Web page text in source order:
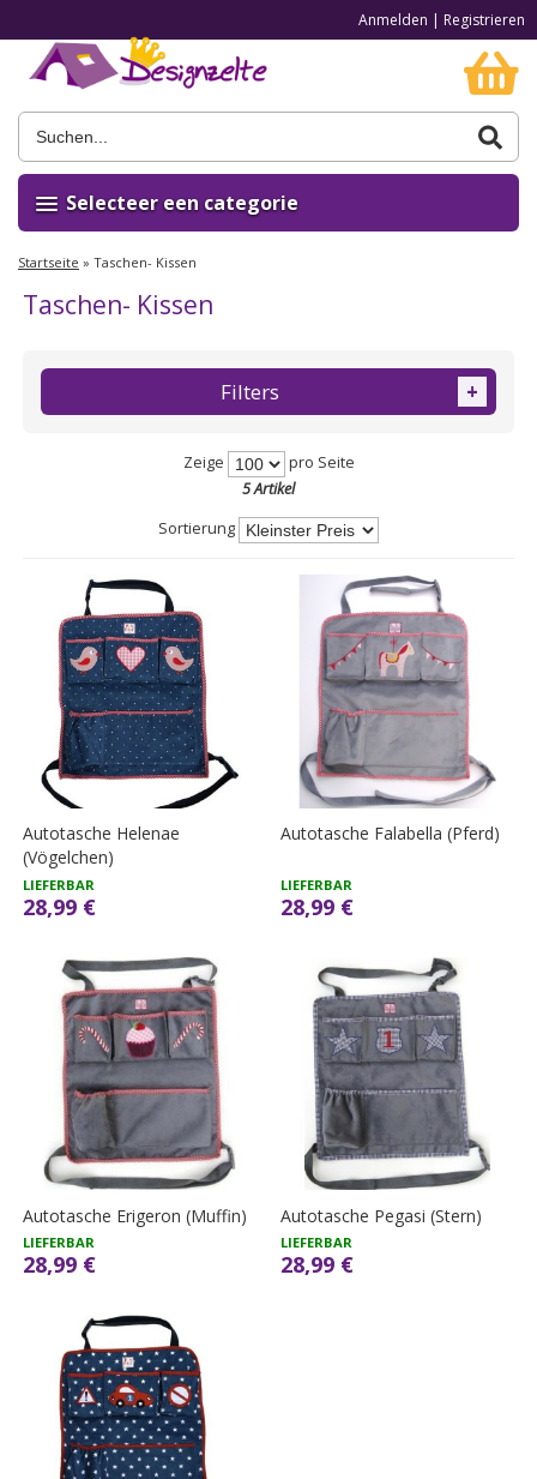
Anmelden | Registrieren
Selecteer een categorie
Startseite » Taschen- Kissen
Taschen- Kissen
Filters +
Zeige
pro Seite
5 Artikel
Sortierung
Autotasche Helenae
(Vögelchen)
LIEFERBAR
28,99 €
Autotasche Falabella (Pferd)
LIEFERBAR
28,99 €
Autotasche Erigeron (Muffin)
LIEFERBAR
28,99 €
Autotasche Pegasi (Stern)
LIEFERBAR
28,99 €